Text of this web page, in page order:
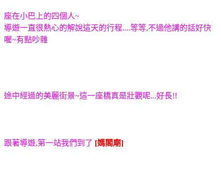
座在小巴上的四個人~
導遊一直很熱心的解說這天的行程....等等,不過他講的話好快
喔~有點吵雜
途中經過的美麗街景~這一座橋真是壯觀呢...好長!!
跟著導遊,第一站我們到了 [媽閣廟]